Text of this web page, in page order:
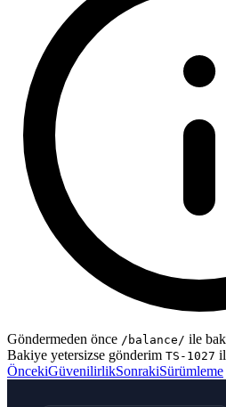
Göndermeden önce /balance/ ile
Bakiye yetersizse gönderim TS-1027
ÖncekiGüvenilirlikSonrakiSürümleme